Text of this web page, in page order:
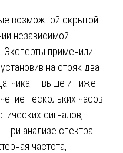
возможной скрытой
независимой
Эксперты применили
на стояк два
— выше и ниже
нескольких часов
сигналов,
анализе спектра
частота,